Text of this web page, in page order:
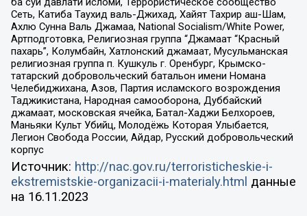
Сеть, Катиба Таухид валь-Джихад, Хайят Тахрир аш-Шам,
Ахлю Сунна Валь Джамаа, National Socialism/White Power,
Артподготовка, Религиозная группа “Джамаат “Красный
пахарь”, Колумбайн, Хатлонский джамаат, Мусульманская
религиозная группа п. Кушкуль г. Оренбург, Крымско-
татарский добровольческий батальон имени Номана
Челебиджихана, Азов, Партия исламского возрождения
Таджикистана, Народная самооборона, Дуббайский
джамаат, московская ячейка, Батал-Хаджи Белхороев,
Маньяки Культ Убийц, Молодёжь Которая Улыбается,
Легион Свобода России, Айдар, Русский добровольческий
корпус
Источник: http://nac.gov.ru/terroristicheskie-i-
ekstremistskie-organizacii-i-materialy.html данные
на 16.11.2023